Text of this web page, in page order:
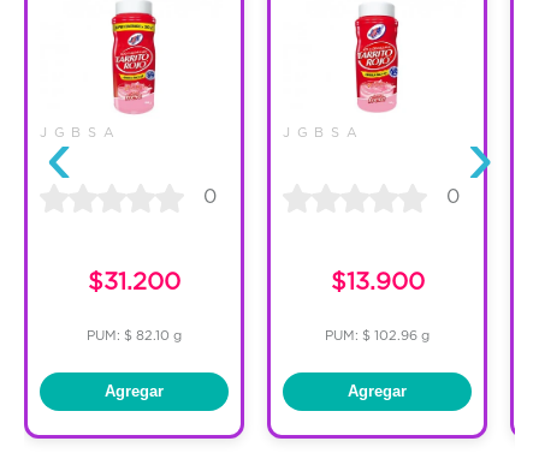
‹
J G B S A
0
$31.200
PUM: $ 82.10 g
Agregar
J G B S A
0
$13.900
PUM: $ 102.96 g
Agregar
›